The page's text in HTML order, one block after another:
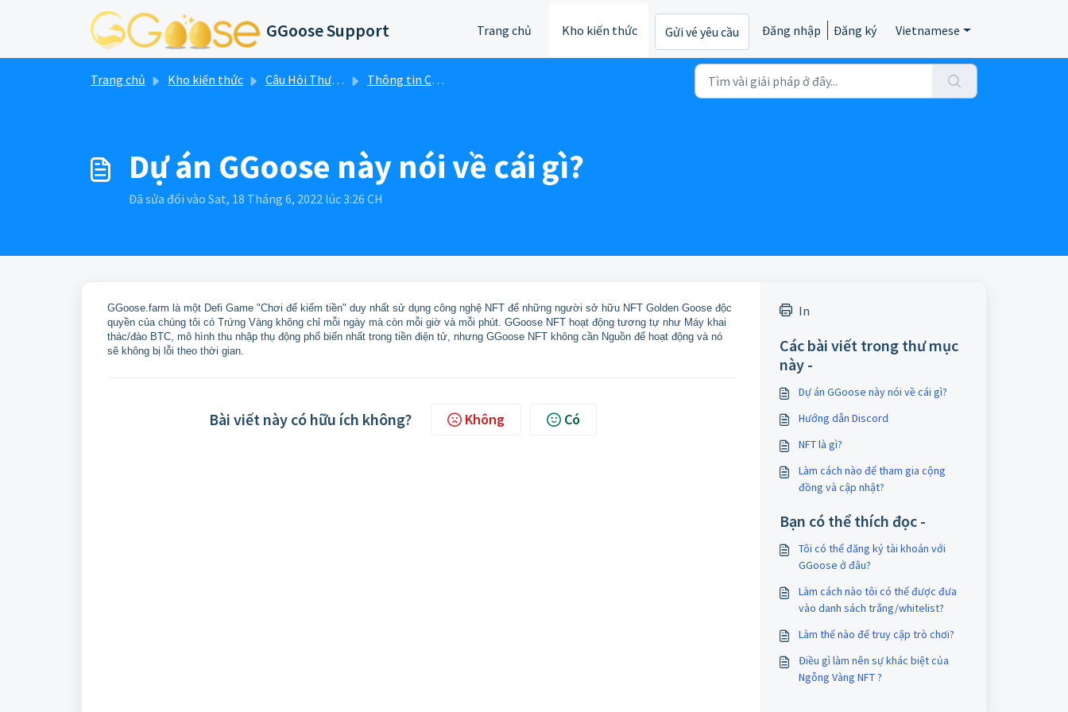
Chuyển đến nội dung chính
GGoose Support Trang chủ Kho kiến thức Gửi vé yêu cầu Đăng nhập Đăng ký Vietnamese
Trang chủ Kho kiến thức Câu Hỏi Thường Gặp Thông tin Chung
Dự án GGoose này nói về cái gì?
Đã sửa đổi vào Sat, 18 Tháng 6, 2022 lúc 3:26 CH
GGoose.farm là một Defi Game "Chơi để kiếm tiền" duy nhất sử dụng công nghệ NFT để những người sở hữu NFT Golden Goose độc
quyền của chúng tôi có Trứng Vàng không chỉ mỗi ngày mà còn mỗi giờ và mỗi phút. GGoose NFT hoạt động tương tự như Máy khai
thác/đào BTC, mô hình thu nhập thụ động phổ biến nhất trong tiền điện tử, nhưng GGoose NFT không cần Nguồn để hoạt động và nó
sẽ không bị lỗi theo thời gian.
Bài viết này có hữu ích không? Không Có
In
Các bài viết trong thư mục
này -
Dự án GGoose này nói về cái gì?
Hướng dẫn Discord
NFT là gì?
Làm cách nào để tham gia cộng
đồng và cập nhật?
Bạn có thể thích đọc -
Tôi có thể đăng ký tài khoản với
GGoose ở đâu?
Làm cách nào tôi có thể được đưa
vào danh sách trắng/whitelist?
Làm thế nào để truy cập trò chơi?
Điều gì làm nên sự khác biệt của
Ngỗng Vàng NFT ?